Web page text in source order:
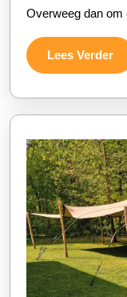
Overweeg dan om
Lees Verder